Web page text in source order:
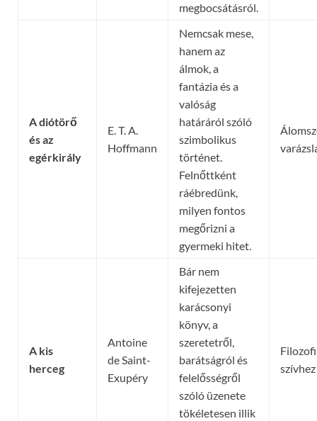
megbocsátásról.
A diótörő
és az
egérkirály
E. T. A.
Hoffmann
Nemcsak mese,
hanem az
álmok, a
fantázia és a
valóság
határáról szóló
szimbolikus
történet.
Felnőttként
ráébredünk,
milyen fontos
megőrizni a
gyermeki hitet.
A kis
herceg
Antoine
de Saint-
Exupéry
Bár nem
kifejezetten
karácsonyi
könyv, a
szeretetről,
barátságról és
felelősségről
szóló üzenete
tökéletesen illik